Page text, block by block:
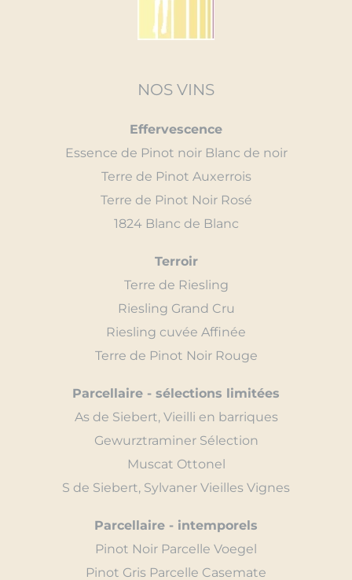
NOS VINS
Effervescence
Essence de Pinot noir Blanc de noir
Terre de Pinot Auxerrois
Terre de Pinot Noir Rosé
1824 Blanc de Blanc
Terroir
Terre de Riesling
Riesling Grand Cru
Riesling cuvée Affinée
Terre de Pinot Noir Rouge
Parcellaire - sélections limitées
As de Siebert, Vieilli en barriques
Gewurztraminer Sélection
Muscat Ottonel
S de Siebert, Sylvaner Vieilles Vignes
Parcellaire - intemporels
Pinot Noir Parcelle Voegel
Pinot Gris Parcelle Casemate